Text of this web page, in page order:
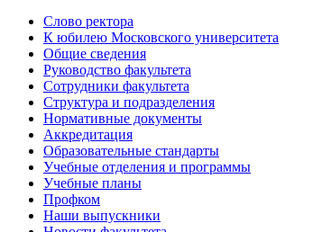
Слово ректора
К юбилею Московского университета
Общие сведения
Руководство факультета
Сотрудники факультета
Структура и подразделения
Нормативные документы
Аккредитация
Образовательные стандарты
Учебные отделения и программы
Учебные планы
Профком
Наши выпускники